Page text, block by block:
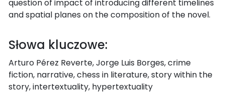
question of impact of introducing different timelines
and spatial planes on the composition of the novel.
Słowa kluczowe:
Arturo Pérez Reverte, Jorge Luis Borges, crime
fiction, narrative, chess in literature, story within the
story, intertextuality, hypertextuality